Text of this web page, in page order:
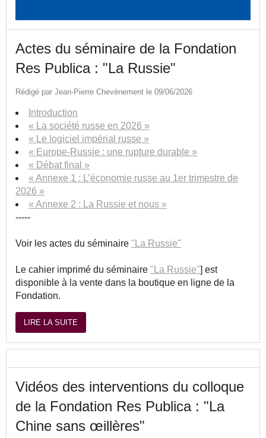
Actes du séminaire de la Fondation
Res Publica : "La Russie"
Rédigé par Jean-Pierre Chevènement le 09/06/2026
Introduction
« La société russe en 2026 »
« Le logiciel impérial russe »
« Europe-Russie : une rupture durable »
« Débat final »
« Annexe 1 : L’économie russe au 1er trimestre de
2026 »
« Annexe 2 : La Russie et nous »
-----
Voir les actes du séminaire "La Russie"
Le cahier imprimé du séminaire "La Russie"] est
disponible à la vente dans la boutique en ligne de la
Fondation.
LIRE LA SUITE
Vidéos des interventions du colloque
de la Fondation Res Publica : "La
Chine sans œillères"